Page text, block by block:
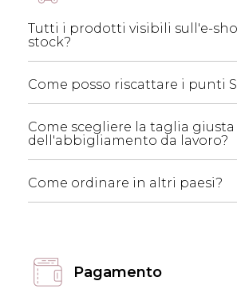
Tutti i prodotti visibili sull'e-
stock?
Come posso riscattare i punti
Come scegliere la taglia giusta
dell'abbigliamento da lavoro?
Come ordinare in altri paesi?
Pagamento